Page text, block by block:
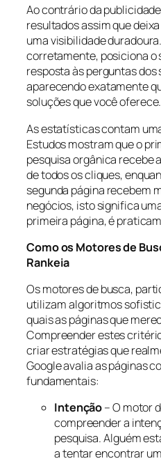
Ao contrário da
resultados assim que
uma visibilidade
corretamente, posiciona o
resposta às perguntas dos
aparecendo exatamente
soluções que você oferece.
As estatísticas contam
Estudos mostram que o
pesquisa orgânica recebe
de todos os cliques,
segunda página recebem
negócios, isto significa
primeira página, é
Como os Motores de
Rankeia
Os motores de busca,
utilizam algoritmos
quais as páginas que
Compreender estes
criar estratégias que
Google avalia as páginas
fundamentais:
Intenção– O motor
compreender a
pesquisa. Alguém
a tentar encontrar